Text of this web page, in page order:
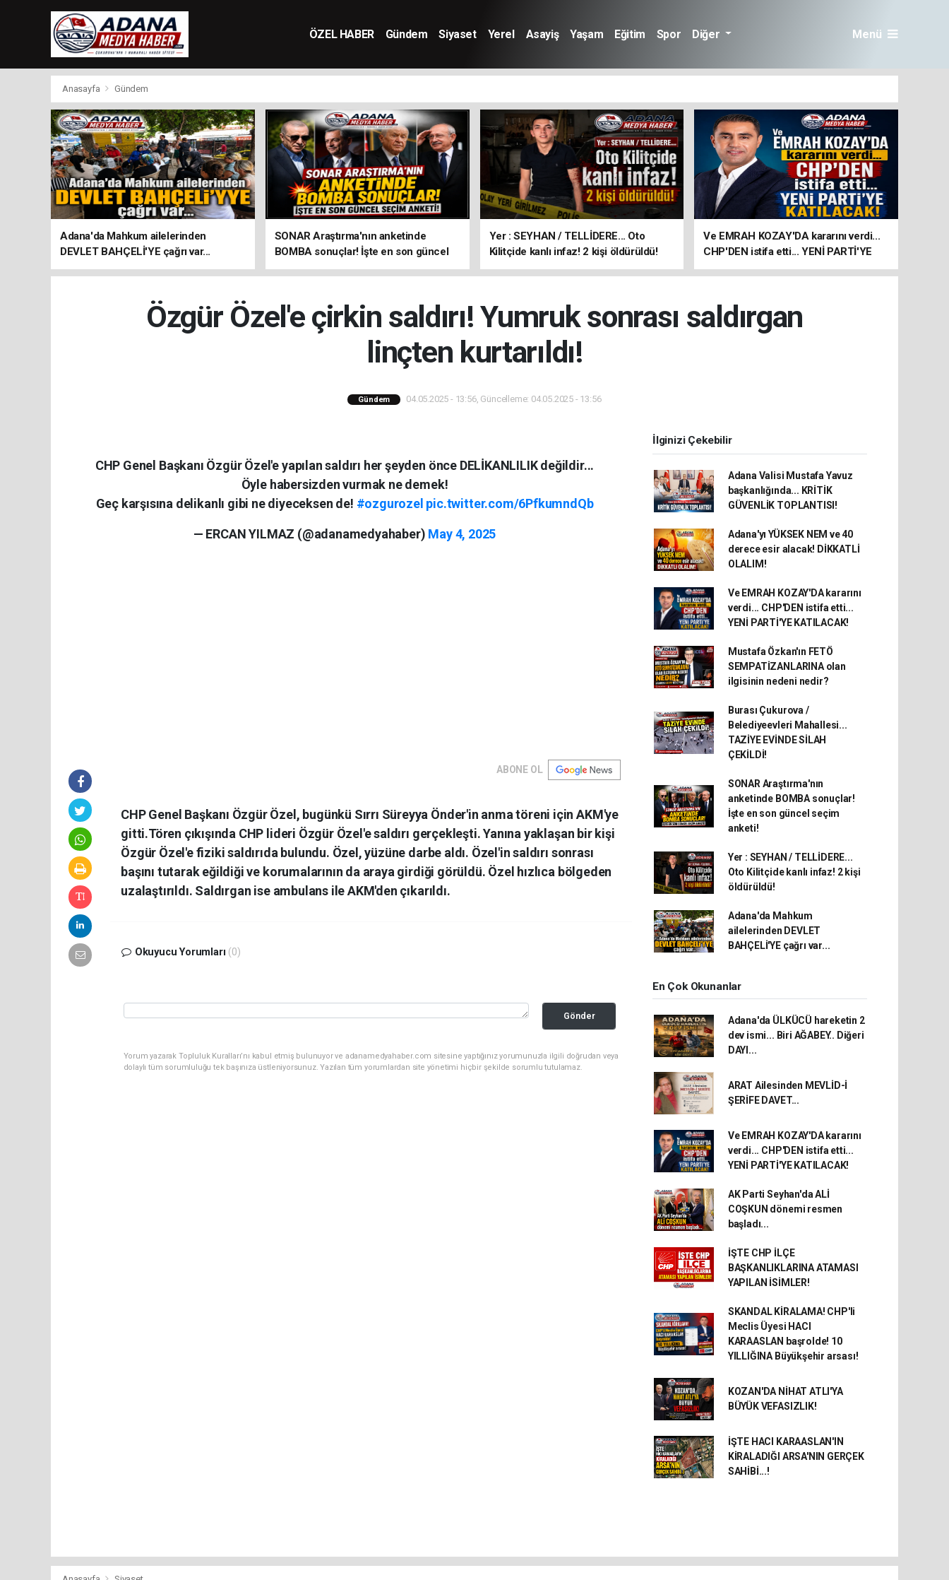
ÖZEL HABER Gündem Siyaset Yerel Asayiş Yaşam Eğitim Spor Diğer Menü
Anasayfa Gündem
Adana'da Mahkum ailelerinden
DEVLET BAHÇELİ'YE çağrı var...
SONAR Araştırma'nın anketinde
BOMBA sonuçlar! İşte en son güncel
seçim anketi!
Yer : SEYHAN / TELLİDERE... Oto
Kilitçide kanlı infaz! 2 kişi öldürüldü!
Ve EMRAH KOZAY'DA kararını verdi...
CHP'DEN istifa etti... YENİ PARTİ'YE
KATILACAK!
Özgür Özel'e çirkin saldırı! Yumruk sonrası saldırgan
linçten kurtarıldı!
Gündem 04.05.2025 - 13:56, Güncelleme: 04.05.2025 - 13:56
CHP Genel Başkanı Özgür Özel'e yapılan saldırı her şeyden önce DELİKANLILIK değildir...
Öyle habersizden vurmak ne demek!
Geç karşısına delikanlı gibi ne diyeceksen de! #ozgurozel pic.twitter.com/6PfkumndQb
— ERCAN YILMAZ (@adanamedyahaber) May 4, 2025
ABONE OL
CHP Genel Başkanı Özgür Özel, bugünkü Sırrı Süreyya Önder'in anma töreni için AKM'ye
gitti.Tören çıkışında CHP lideri Özgür Özel'e saldırı gerçekleşti. Yanına yaklaşan bir kişi
Özgür Özel'e fiziki saldırıda bulundu. Özel, yüzüne darbe aldı. Özel'in saldırı sonrası
başını tutarak eğildiği ve korumalarının da araya girdiği görüldü. Özel hızlıca bölgeden
uzalaştırıldı. Saldırgan ise ambulans ile AKM'den çıkarıldı.
Okuyucu Yorumları (0)
Gönder
Yorum yazarak Topluluk Kuralları’nı kabul etmiş bulunuyor ve adanamedyahaber.com sitesine yaptığınız yorumunuzla ilgili doğrudan veya
dolaylı tüm sorumluluğu tek başınıza üstleniyorsunuz. Yazılan tüm yorumlardan site yönetimi hiçbir şekilde sorumlu tutulamaz.
İlginizi Çekebilir
Adana Valisi Mustafa Yavuz
başkanlığında... KRİTİK
GÜVENLİK TOPLANTISI!
Adana'yı YÜKSEK NEM ve 40
derece esir alacak! DİKKATLİ
OLALIM!
Ve EMRAH KOZAY'DA kararını
verdi... CHP'DEN istifa etti...
YENİ PARTİ'YE KATILACAK!
Mustafa Özkan'ın FETÖ
SEMPATİZANLARINA olan
ilgisinin nedeni nedir?
Burası Çukurova /
Belediyeevleri Mahallesi...
TAZİYE EVİNDE SİLAH
ÇEKİLDİ!
SONAR Araştırma'nın
anketinde BOMBA sonuçlar!
İşte en son güncel seçim
anketi!
Yer : SEYHAN / TELLİDERE...
Oto Kilitçide kanlı infaz! 2 kişi
öldürüldü!
Adana'da Mahkum
ailelerinden DEVLET
BAHÇELİ'YE çağrı var...
En Çok Okunanlar
Adana'da ÜLKÜCÜ hareketin 2
dev ismi... Biri AĞABEY.. Diğeri
DAYI...
ARAT Ailesinden MEVLİD-İ
ŞERİFE DAVET...
Ve EMRAH KOZAY'DA kararını
verdi... CHP'DEN istifa etti...
YENİ PARTİ'YE KATILACAK!
AK Parti Seyhan'da ALİ
COŞKUN dönemi resmen
başladı...
İŞTE CHP İLÇE
BAŞKANLIKLARINA ATAMASI
YAPILAN İSİMLER!
SKANDAL KİRALAMA! CHP'li
Meclis Üyesi HACI
KARAASLAN başrolde! 10
YILLIĞINA Büyükşehir arsası!
KOZAN'DA NİHAT ATLI'YA
BÜYÜK VEFASIZLIK!
İŞTE HACI KARAASLAN'IN
KİRALADIĞI ARSA'NIN GERÇEK
SAHİBİ...!